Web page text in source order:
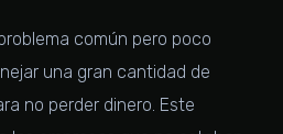
común pero poco
una gran cantidad de
no perder dinero. Este